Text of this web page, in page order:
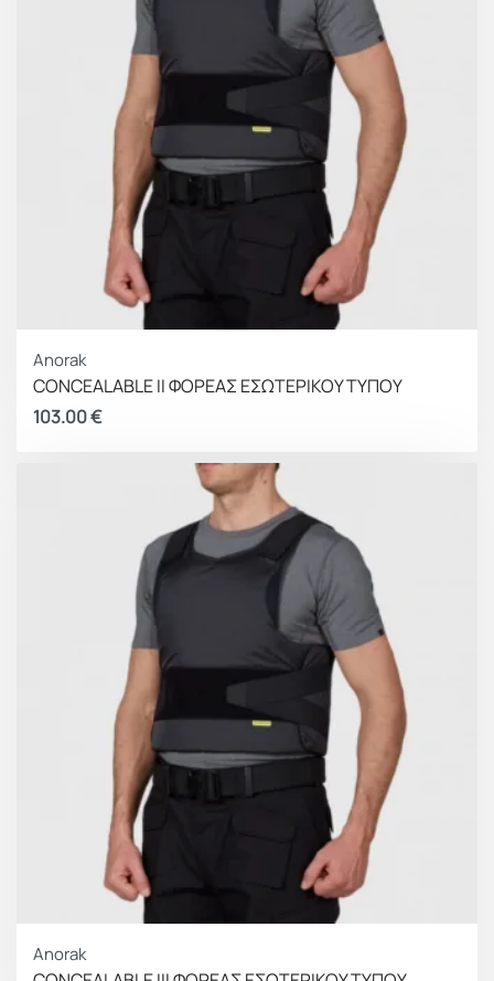
Anorak
CONCEALABLE II ΦΟΡΕΑΣ ΕΣΩΤΕΡΙΚΟΥ ΤΥΠΟΥ
103.00€
Anorak